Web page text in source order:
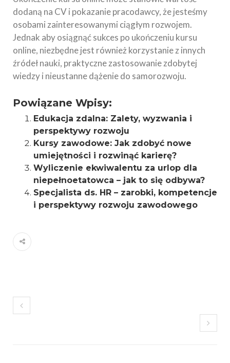
dodaną na CV i pokazanie pracodawcy, że jesteśmy
osobami zainteresowanymi ciągłym rozwojem.
Jednak aby osiągnąć sukces po ukończeniu kursu
online, niezbędne jest również korzystanie z innych
źródeł nauki, praktyczne zastosowanie zdobytej
wiedzy i nieustanne dążenie do samorozwoju.
Powiązane Wpisy:
Edukacja zdalna: Zalety, wyzwania i
perspektywy rozwoju
Kursy zawodowe: Jak zdobyć nowe
umiejętności i rozwinąć karierę?
Wyliczenie ekwiwalentu za urlop dla
niepełnoetatowca – jak to się odbywa?
Specjalista ds. HR – zarobki, kompetencje
i perspektywy rozwoju zawodowego